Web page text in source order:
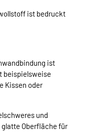
ist bedruckt
ist
beispielsweise
Kissen oder
und
Oberfläche für